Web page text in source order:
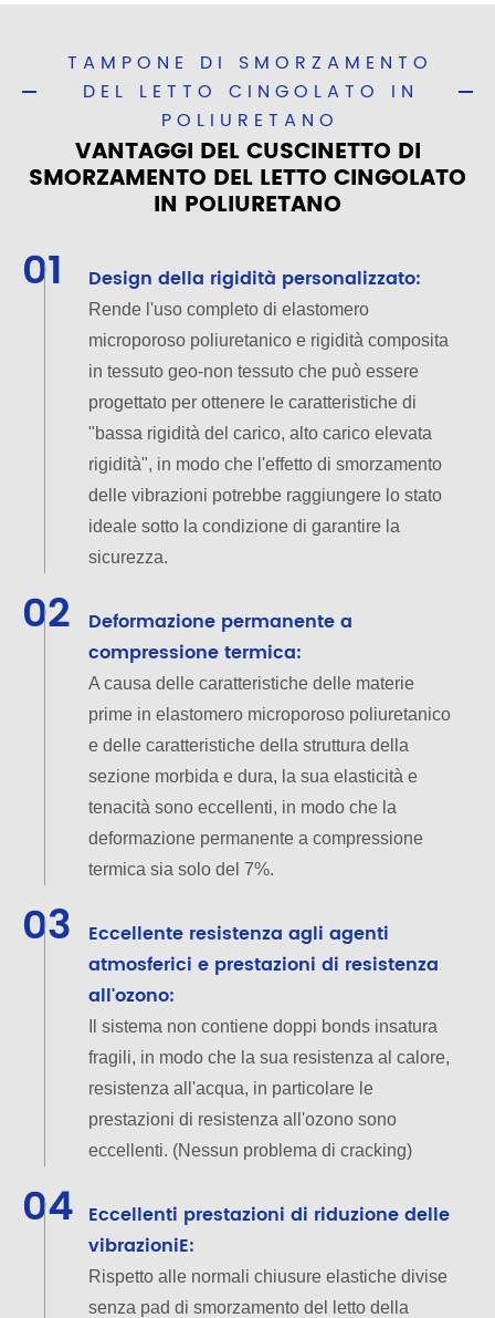
TAMPONE DI SMORZAMENTO
DEL LETTO CINGOLATO IN
POLIURETANO
VANTAGGI DEL CUSCINETTO DI
SMORZAMENTO DEL LETTO CINGOLATO
IN POLIURETANO
01 Design della rigidità personalizzato:
Rende l'uso completo di elastomero
microporoso poliuretanico e rigidità composita
in tessuto geo-non tessuto che può essere
progettato per ottenere le caratteristiche di
"bassa rigidità del carico, alto carico elevata
rigidità", in modo che l'effetto di smorzamento
delle vibrazioni potrebbe raggiungere lo stato
ideale sotto la condizione di garantire la
sicurezza.
02
Deformazione permanente a
compressione termica:
A causa delle caratteristiche delle materie
prime in elastomero microporoso poliuretanico
e delle caratteristiche della struttura della
sezione morbida e dura, la sua elasticità e
tenacità sono eccellenti, in modo che la
deformazione permanente a compressione
termica sia solo del 7%.
03
Eccellente resistenza agli agenti
atmosferici e prestazioni di resistenza
all'ozono:
Il sistema non contiene doppi bonds insatura
fragili, in modo che la sua resistenza al calore,
resistenza all'acqua, in particolare le
prestazioni di resistenza all'ozono sono
eccellenti. (Nessun problema di cracking)
04 Eccellenti prestazioni di riduzione delle
vibrazioniE:
Rispetto alle normali chiusure elastiche divise
senza pad di smorzamento del letto della